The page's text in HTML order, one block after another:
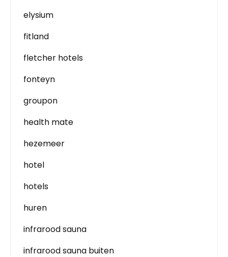
elysium
fitland
fletcher hotels
fonteyn
groupon
health mate
hezemeer
hotel
hotels
huren
infrarood sauna
infrarood sauna buiten